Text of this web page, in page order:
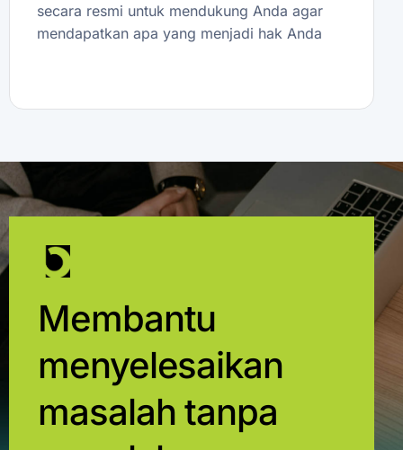
secara resmi untuk mendukung Anda agar
mendapatkan apa yang menjadi hak Anda
Membantu
menyelesaikan
masalah tanpa